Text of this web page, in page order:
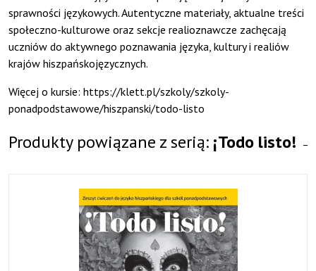
sprawności językowych. Autentyczne materiały, aktualne treści
społeczno-kulturowe oraz sekcje realioznawcze zachęcają
uczniów do aktywnego poznawania języka, kultury i realiów
krajów hiszpańskojęzycznych.
Więcej o kursie: https://klett.pl/szkoly/szkoly-
ponadpodstawowe/hiszpanski/todo-listo
Produkty powiązane z serią: ¡Todo listo!